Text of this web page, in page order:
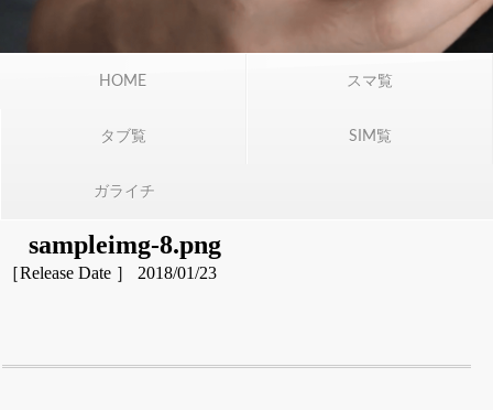
HOME スマ覧
タブ覧 SIM覧
ガライチ
sampleimg-8.png
［Release Date ］ 2018/01/23